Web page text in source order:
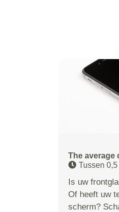
The average
Tussen
Is uw
Of heeft uw
scherm?